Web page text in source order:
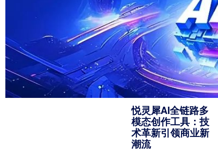
悦灵犀AI全链路多
模态创作工具：技
术革新引领商业新
潮流